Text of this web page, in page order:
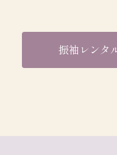
振袖レンタ